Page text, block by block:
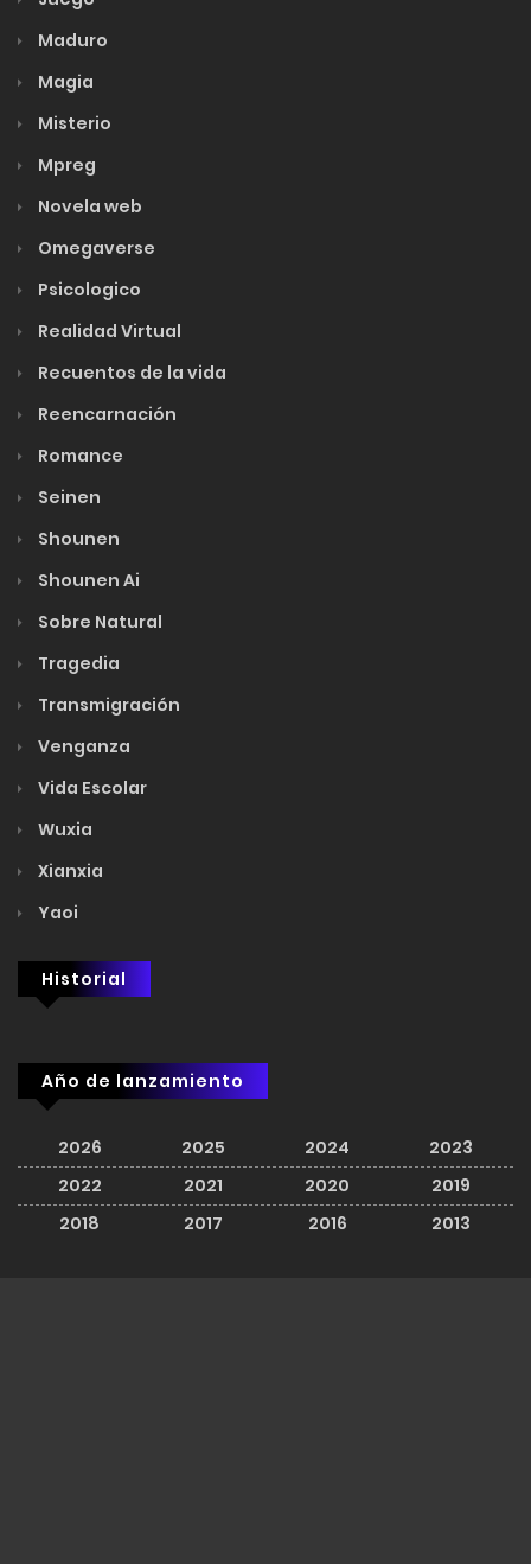
Maduro
Magia
Misterio
Mpreg
Novela web
Omegaverse
Psicologico
Realidad Virtual
Recuentos de la vida
Reencarnación
Romance
Seinen
Shounen
Shounen Ai
Sobre Natural
Tragedia
Transmigración
Venganza
Vida Escolar
Wuxia
Xianxia
Yaoi
Historial
Año de lanzamiento
2026 2025 2024
2023
2022
2021 2020
2019
2018
2017 2016 2013